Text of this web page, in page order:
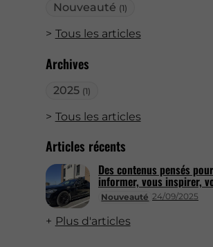
Nouveauté (1)
Tous les articles
Archives
2025 (1)
Tous les articles
Articles récents
Nouveauté 24/09/2025
Des contenus pensés
informer, vous inspirer,
Plus d'articles